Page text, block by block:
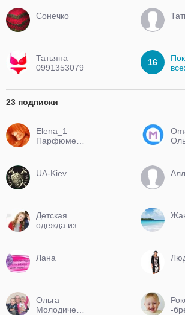
Сонечко
Татьяна
0991353079
16
23 подписки
Elena_1
Парфюмерия
UA-Kiev
Детская
одежда из
Лана
Ольга
-